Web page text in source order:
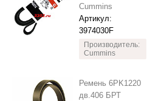
Cummins
Артикул:
3974030F
Производитель:
Cummins
Ремень 6PK1220
дв.406 БРТ